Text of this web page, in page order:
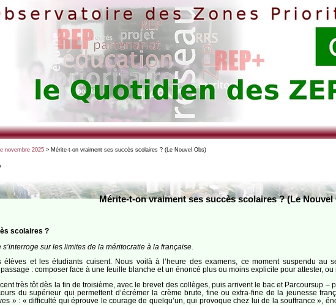
novembre 2025> Mérite-t-on vraiment ses succès scolaires ? (Le Nouvel Obs)
Mérite-t-on vraiment ses succès scolaires ? (Le Nouvel
scolaires ?
sur les limites de la méritocratie à la française.
élèves et les étudiants cuisent. Nous voilà à l’heure des examens, ce moment suspendu
: composer face à une feuille blanche et un énoncé plus ou moins explicite pour attester, ou
très tôt dès la fin de troisième, avec le brevet des collèges, puis arrivent le bac et Parcoursup –
du supérieur qui permettent d’écrémer la crème brute, fine ou extra-fine de la jeunesse
» : « difficulté qui éprouve le courage de quelqu’un, qui provoque chez lui de la souffrance »,